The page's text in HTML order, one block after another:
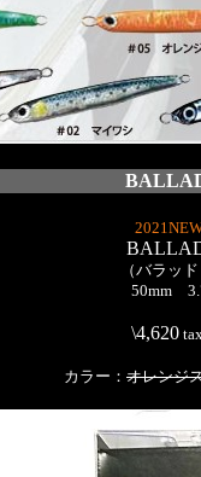
（バラッ
50mm
\4,620
カラー： オレンジ